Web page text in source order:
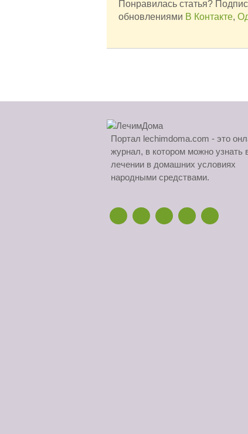
Понравилась статья?
обновлениями В Контакте,
Портал lechimdoma.com - это
журнал, в котором можно узнать
лечении в домашних условиях
народными средствами.